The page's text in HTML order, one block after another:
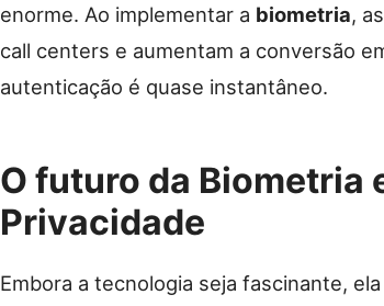
enorme. Ao implementar a biometria,
call centers e aumentam a conversão
autenticação é quase instantâneo.
O futuro da Biometria
Privacidade
Embora a tecnologia seja fascinante,